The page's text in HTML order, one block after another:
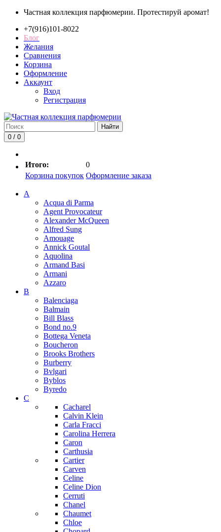
Частная коллекция парфюмерии. Протестируй аромат!
+7(916)101-8022
Блог
Желания
Сравнения
Корзина
Оформление
Аккаунт
Вход
Регистрация
Найти
0 / 0
Итого:
0
Корзина покупок Оформление заказа
A
Acqua di Parma
Agent Provocateur
Alexander McQueen
Alfred Sung
Amouage
Annick Goutal
Aquolina
Armand Basi
Armani
Azzaro
B
Balenciaga
Balmain
Bill Blass
Bond no.9
Bottega Veneta
Boucheron
Brooks Brothers
Burberry
Bvlgari
Byblos
Byredo
C
Cacharel
Calvin Klein
Carla Fracci
Carolina Herrera
Caron
Carthusia
Cartier
Carven
Celine
Celine Dion
Cerruti
Chanel
Chaumet
Chloe